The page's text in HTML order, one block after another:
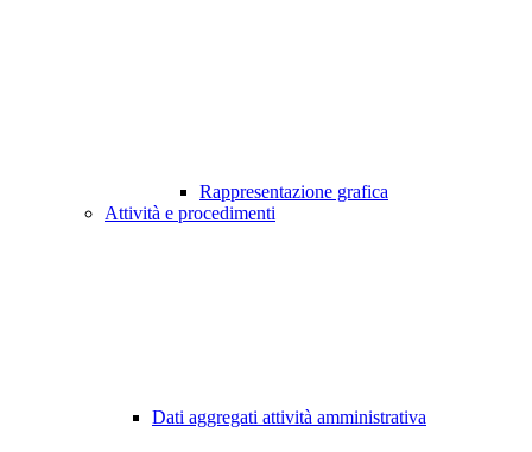
Rappresentazione grafica
Attività e procedimenti
Dati aggregati attività amministrativa